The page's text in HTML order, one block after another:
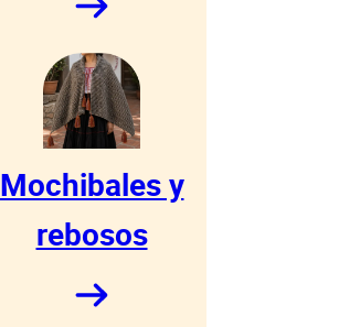
Mochibales y
rebosos